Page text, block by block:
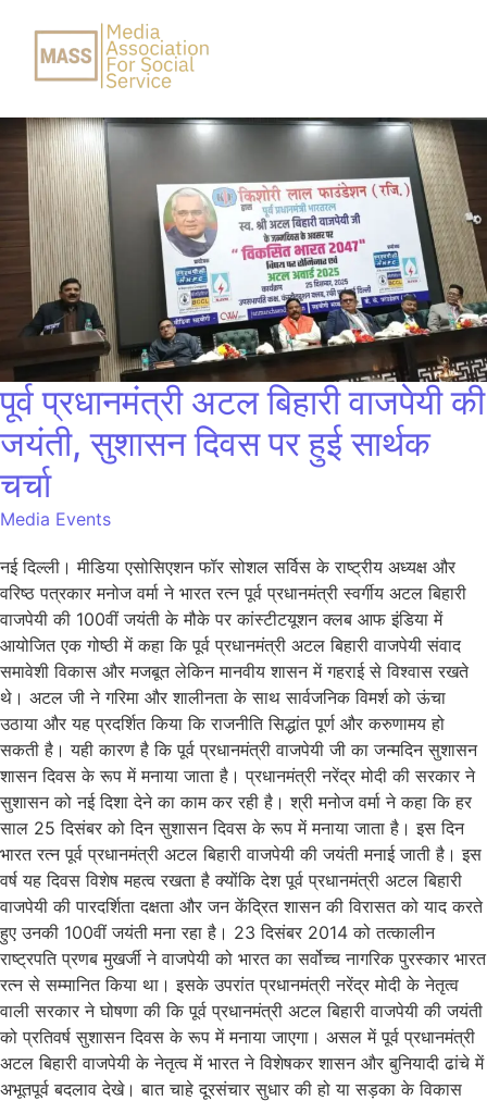
पूर्व प्रधानमंत्री अटल बिहारी वाजपेयी की
जयंती, सुशासन दिवस पर हुई सार्थक
चर्चा
Media Events
नई दिल्ली। मीडिया एसोसिएशन फॉर सोशल सर्विस के राष्ट्रीय अध्यक्ष और
वरिष्ठ पत्रकार मनोज वर्मा ने भारत रत्न पूर्व प्रधानमंत्री स्वर्गीय अटल बिहारी
वाजपेयी की 100वीं जयंती के मौके पर कांस्टीटयूशन क्लब आफ इंडिया में
आयोजित एक गोष्ठी में कहा कि पूर्व प्रधानमंत्री अटल बिहारी वाजपेयी संवाद
समावेशी विकास और मजबूत लेकिन मानवीय शासन में गहराई से विश्वास रखते
थे। अटल जी ने गरिमा और शालीनता के साथ सार्वजनिक विमर्श को ऊंचा
उठाया और यह प्रदर्शित किया कि राजनीति सिद्धांत पूर्ण और करुणामय हो
सकती है। यही कारण है कि पूर्व प्रधानमंत्री वाजपेयी जी का जन्मदिन सुशासन
शासन दिवस के रूप में मनाया जाता है। प्रधानमंत्री नरेंद्र मोदी की सरकार ने
सुशासन को नई दिशा देने का काम कर रही है। श्री मनोज वर्मा ने कहा कि हर
साल 25 दिसंबर को दिन सुशासन दिवस के रूप में मनाया जाता है। इस दिन
भारत रत्न पूर्व प्रधानमंत्री अटल बिहारी वाजपेयी की जयंती मनाई जाती है। इस
वर्ष यह दिवस विशेष महत्व रखता है क्योंकि देश पूर्व प्रधानमंत्री अटल बिहारी
वाजपेयी की पारदर्शिता दक्षता और जन केंद्रित शासन की विरासत को याद करते
हुए उनकी 100वीं जयंती मना रहा है। 23 दिसंबर 2014 को तत्कालीन
राष्ट्रपति प्रणब मुखर्जी ने वाजपेयी को भारत का सर्वोच्च नागरिक पुरस्कार भारत
रत्न से सम्मानित किया था। इसके उपरांत प्रधानमंत्री नरेंद्र मोदी के नेतृत्व
वाली सरकार ने घोषणा की कि पूर्व प्रधानमंत्री अटल बिहारी वाजपेयी की जयंती
को प्रतिवर्ष सुशासन दिवस के रूप में मनाया जाएगा। असल में पूर्व प्रधानमंत्री
अटल बिहारी वाजपेयी के नेतृत्व में भारत ने विशेषकर शासन और बुनियादी ढांचे में
अभूतपूर्व बदलाव देखे। बात चाहे दूरसंचार सुधार की हो या सड़का के विकास